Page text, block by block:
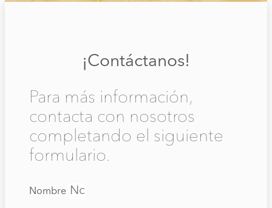
¡Contáctanos!
Para más información,
contacta con nosotros
completando el siguiente
formulario.
Nombre